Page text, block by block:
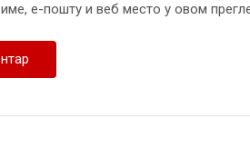
име, е-пошту и веб место у овом